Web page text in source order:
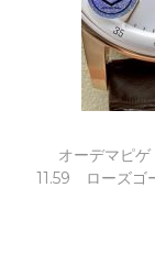
オーデマピ
11.59 ローズ